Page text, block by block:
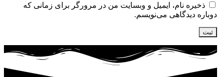
ذخیره نام، ایمیل و وبسایت من در مرورگر برای زمانی که
دوباره دیدگاهی می‌نویسم.